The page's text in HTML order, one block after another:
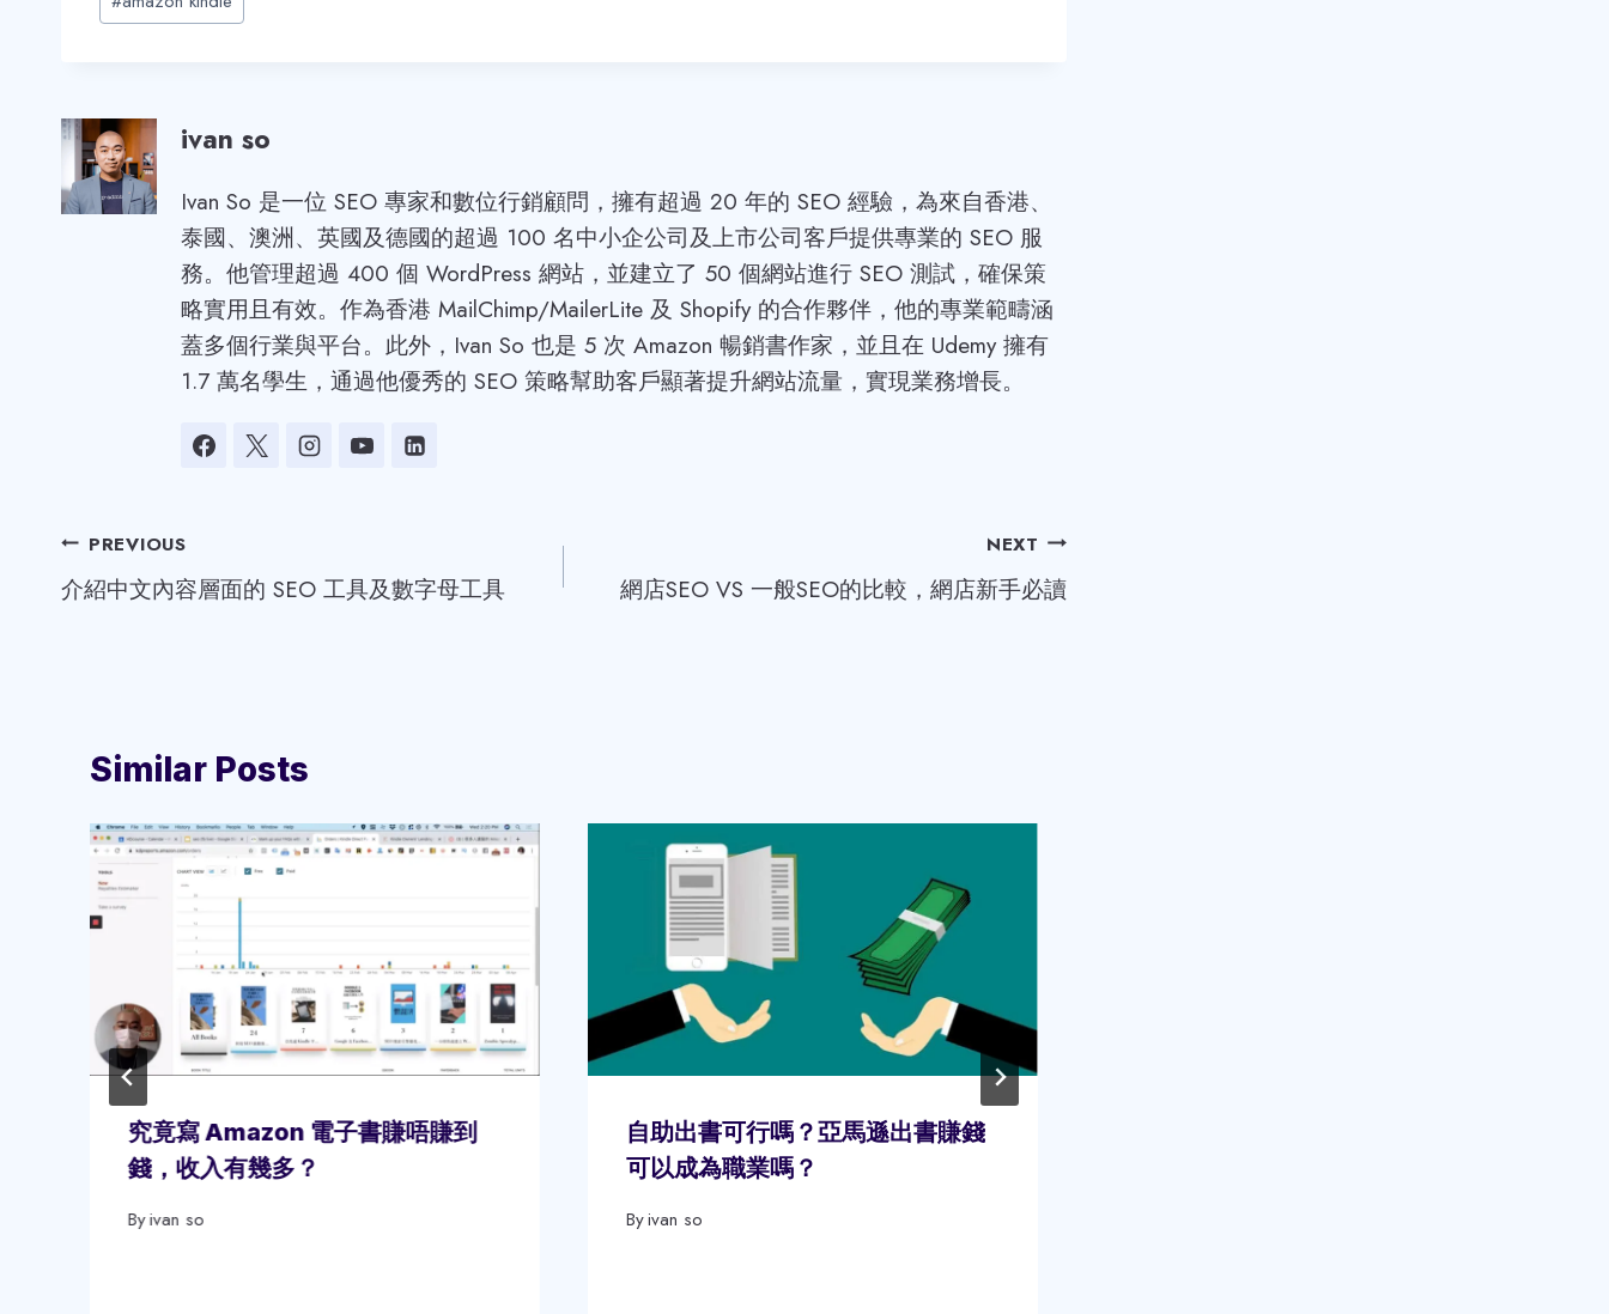
Tags:
ivan so
Ivan So 是一位 SEO 專家和數位行銷顧問，擁有超過 20 年的 SEO 經驗，為來自香港、
泰國、澳洲、英國及德國的超過 100 名中小企公司及上市公司客戶提供專業的 SEO 服
務。他管理超過 400 個 WordPress 網站，並建立了 50 個網站進行 SEO 測試，確保策
略實用且有效。作為香港 MailChimp/MailerLite 及 Shopify 的合作夥伴，他的專業範疇涵
蓋多個行業與平台。此外，Ivan So 也是 5 次 Amazon 暢銷書作家，並且在 Udemy 擁有
1.7 萬名學生，通過他優秀的 SEO 策略幫助客戶顯著提升網站流量，實現業務增長。
Post
navigation
PREVIOUS
介紹中文內容層面的 SEO 工具及數字母工具
NEXT
網店SEO VS 一般SEO的比較，網店新手必讀
Similar Posts
究竟寫 Amazon 電子書賺唔賺到
錢，收入有幾多？
Byivan so
自助出書可行嗎？亞馬遜出書賺錢
可以成為職業嗎？
Byivan so